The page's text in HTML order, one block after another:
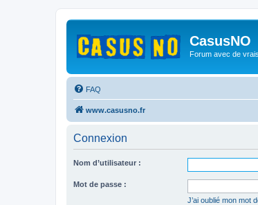
CasusNO
Forum avec de
FAQ
www.casusno.fr
Connexion
Nom d’utilisateur :
Mot de passe :
J’ai oublié mon mot